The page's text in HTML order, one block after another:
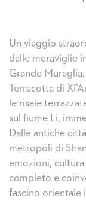
Un viaggio
dalle meraviglie
Grande
Terracotta di
le risaie
sul fiume Li,
Dalle antiche
metropoli di
emozioni,
completo e
fascino orientale